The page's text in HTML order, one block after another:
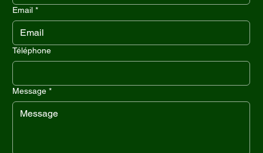
Email *
Téléphone
Message *